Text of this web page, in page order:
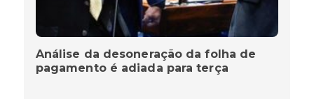
Análise da desoneração da folha de
pagamento é adiada para terça